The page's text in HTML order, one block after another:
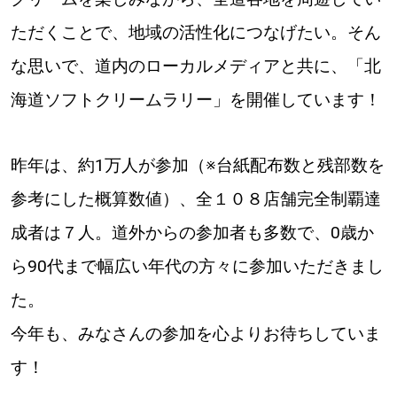
ただくことで、地域の活性化につなげたい。そん
な思いで、道内のローカルメディアと共に、「北
海道ソフトクリームラリー」を開催しています！
昨年は、約1万人が参加（※台紙配布数と残部数を
参考にした概算数値）、全１０８店舗完全制覇達
成者は７人。道外からの参加者も多数で、0歳か
ら90代まで幅広い年代の方々に参加いただきまし
た。
今年も、みなさんの参加を心よりお待ちしていま
す！